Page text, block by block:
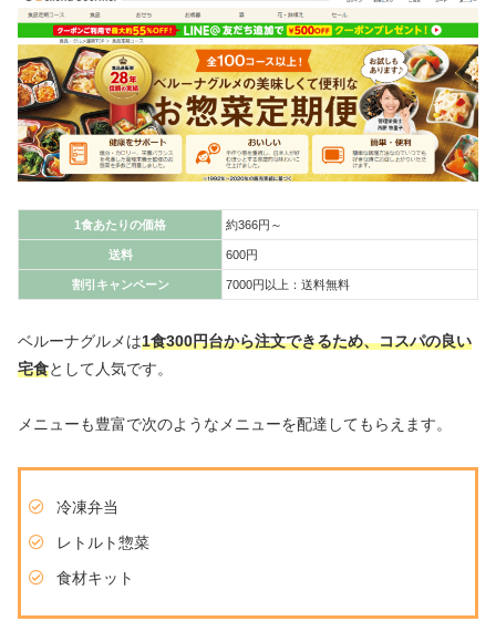
1食あたりの価格 約366円～
送料 600円
割引キャンペーン 7000円以上：送料無料
ベルーナグルメは1食300円台から注文できるため、コスパの良い
宅食として人気です。
メニューも豊富で次のようなメニューを配達してもらえます。
冷凍弁当
レトルト惣菜
食材キット